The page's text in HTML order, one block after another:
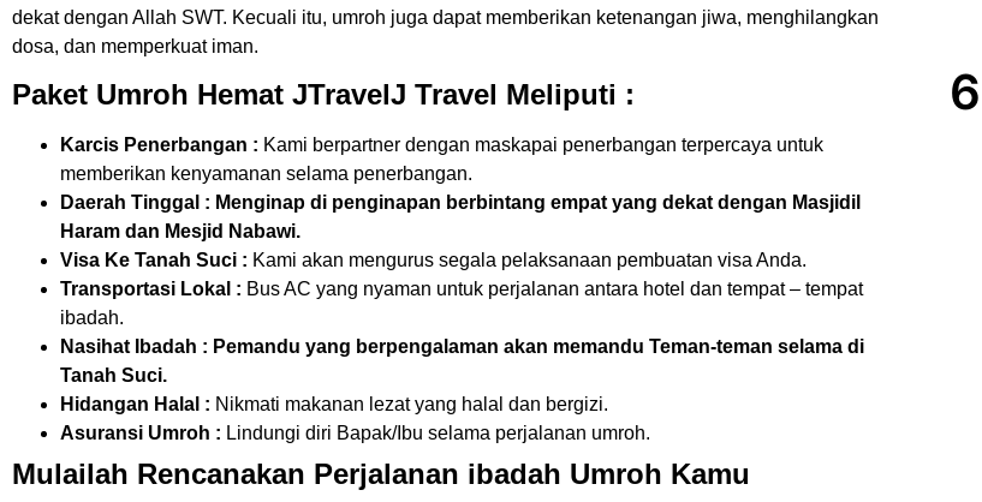
dekat dengan Allah SWT. Kecuali itu, umroh juga dapat memberikan ketenangan jiwa, menghilangkan
dosa, dan memperkuat iman.
Paket Umroh Hemat JTravelJ Travel Meliputi :
Karcis Penerbangan : Kami berpartner dengan maskapai penerbangan terpercaya untuk
memberikan kenyamanan selama penerbangan.
Daerah Tinggal : Menginap di penginapan berbintang empat yang dekat dengan Masjidil
Haram dan Mesjid Nabawi.
Visa Ke Tanah Suci : Kami akan mengurus segala pelaksanaan pembuatan visa Anda.
Transportasi Lokal : Bus AC yang nyaman untuk perjalanan antara hotel dan tempat – tempat
ibadah.
Nasihat Ibadah : Pemandu yang berpengalaman akan memandu Teman-teman selama di
Tanah Suci.
Hidangan Halal : Nikmati makanan lezat yang halal dan bergizi.
Asuransi Umroh : Lindungi diri Bapak/Ibu selama perjalanan umroh.
Mulailah Rencanakan Perjalanan ibadah Umroh Kamu